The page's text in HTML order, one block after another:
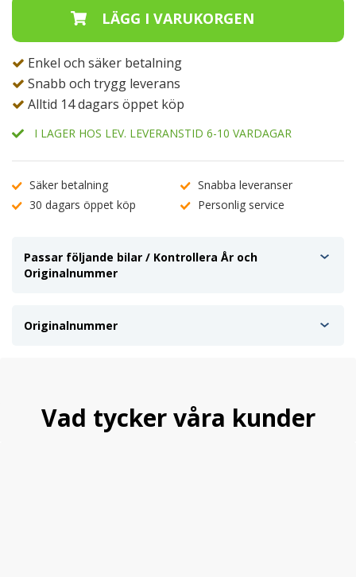
Enkel och säker betalning
Snabb och trygg leverans
Alltid 14 dagars öppet köp
I LAGER HOS LEV. LEVERANSTID 6-10 VARDAGAR
Säker betalning
Snabba leveranser
30 dagars öppet köp
Personlig service
Passar följande bilar / Kontrollera År och
Originalnummer
Originalnummer
Vad tycker våra kunder